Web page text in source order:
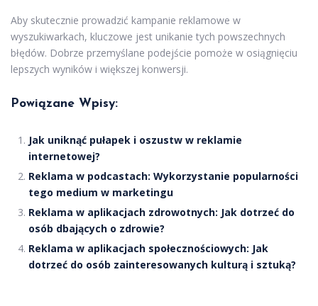
Aby skutecznie prowadzić kampanie reklamowe w
wyszukiwarkach, kluczowe jest unikanie tych powszechnych
błędów. Dobrze przemyślane podejście pomoże w osiągnięciu
lepszych wyników i większej konwersji.
Powiązane Wpisy:
Jak uniknąć pułapek i oszustw w reklamie
internetowej?
Reklama w podcastach: Wykorzystanie popularności
tego medium w marketingu
Reklama w aplikacjach zdrowotnych: Jak dotrzeć do
osób dbających o zdrowie?
Reklama w aplikacjach społecznościowych: Jak
dotrzeć do osób zainteresowanych kulturą i sztuką?